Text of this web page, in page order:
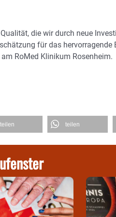
die wir durch neue
für das hervorragende
RoMed Klinikum Rosenheim.
teilen teilen